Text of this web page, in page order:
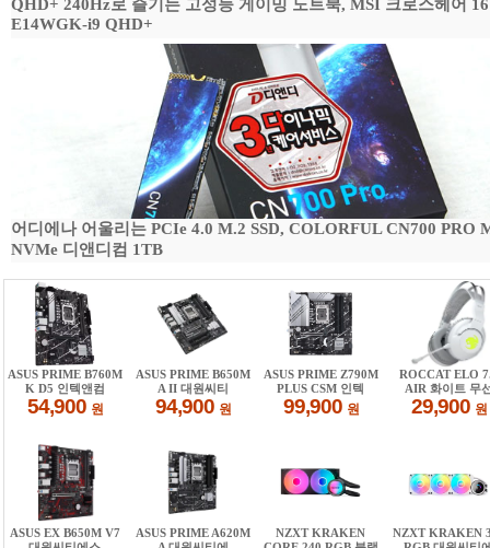
QHD+ 240Hz로 즐기는 고성능 게이밍 노트북, MSI 크로스헤어
E14WGK-i9 QHD+
어디에나 어울리는 PCIe 4.0 M.2 SSD, COLORFUL CN700 PRO
NVMe 디앤디컴 1TB